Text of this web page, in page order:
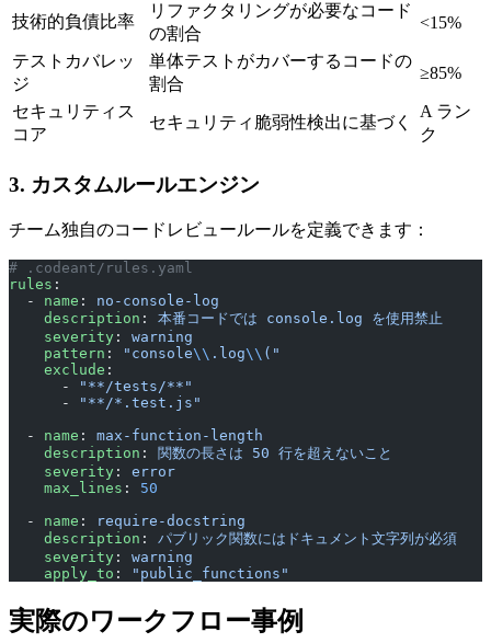
技術的負債比率
リファクタリングが必要なコード
の割合
<15%
テストカバレッ
ジ
単体テストがカバーするコードの
割合
≥85%
セキュリティス
コア
セキュリティ脆弱性検出に基づく
A ラン
ク
3. カスタムルールエンジン
チーム独自のコードレビュールールを定義できます：
# .codeant/rules.yaml
rules :
  -
name : no-console-log
    description
: 本番コードでは console.log を使用禁止
    severity
: warning
    pattern
: "console\\ .log\\ ("
    exclude
:
      -
"**/tests/**"
      -
"**/*.test.js"
  -
name : max-function-length
    description
: 関数の長さは 50 行を超えないこと
    severity
: error
    max_lines
: 50
  -
name :
require-docstring
    description
: パブリック関数にはドキュメント文字列が必須
    severity
: warning
    apply_to
: "public_functions"
実際のワークフロー事例